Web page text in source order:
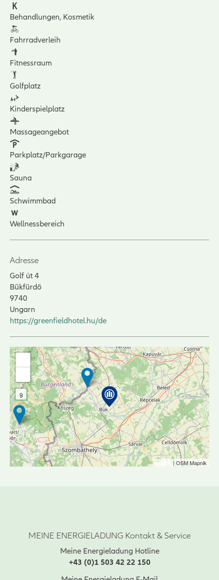
Behandlungen, Kosmetik
Fahrradverleih
Fitnessraum
Golfplatz
Kinderspielplatz
Massageangebot
Parkplatz/Parkgarage
Sauna
Schwimmbad
Wellnessbereich
Adresse
Golf út 4
Bükfürdö
9740
Ungarn
https://greenfieldhotel.hu/de
9
Leaflet | OSM Mapnik
MEINE ENERGIELADUNG Kontakt & Service
Meine Energieladung Hotline
+43 (0)1 503 42 22 150